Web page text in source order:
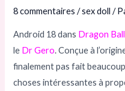
8 commentaires /sex doll /
Android 18 dans Dragon Ball
le Dr Gero. Conçue à
finalement pas fait
choses intéressantes à